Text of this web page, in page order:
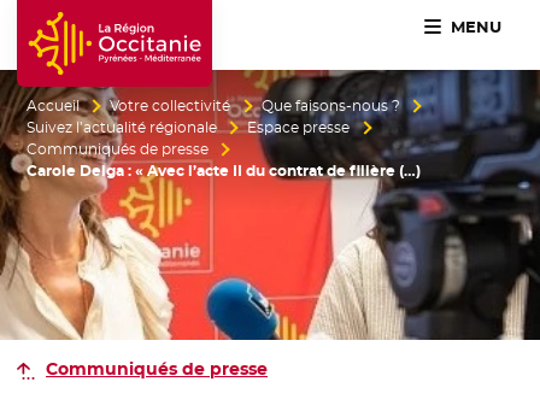
Accueil Région Occitanie / Pyrénées-Méditerranée
MENU
Accueil Votre collectivité
Que faisons-nous ?
Suivez l’actualité régionale
Espace presse
Communiqués de presse
Carole Delga : « Avec l’acte II du contrat de filière (…)
Communiqués de presse